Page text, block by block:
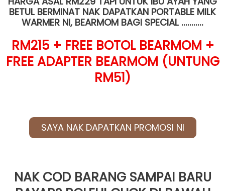
BETUL BERMINAT NAK DAPATKAN PORTABLE MILK
WARMER NI, BEARMOM BAGI SPECIAL ...........
RM215 + FREE BOTOL BEARMOM +
FREE ADAPTER BEARMOM (UNTUNG
RM51)
SAYA NAK DAPATKAN PROMOSI NI
NAK COD BARANG SAMPAI BARU